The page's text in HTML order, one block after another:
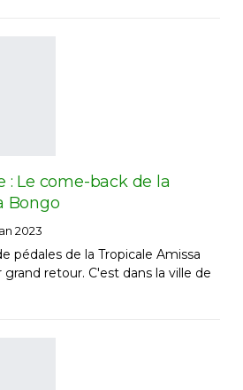
: Le come-back de la
Bongo
2023
pédales de la Tropicale Amissa
retour. C'est dans la ville de